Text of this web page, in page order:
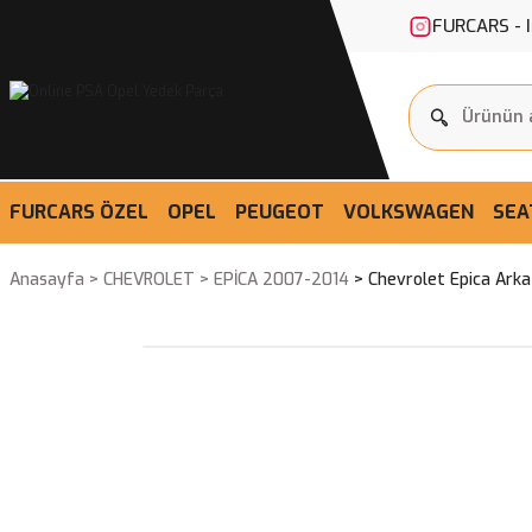
FURCARS
FURCARS ÖZEL OPEL PEUGEOT VOLKSWAGEN
Anasayfa CHEVROLET EPİCA 2007-2014 Chevrolet Epica